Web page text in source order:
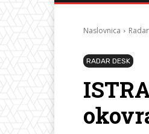
Naslovnica
RADAR DESK